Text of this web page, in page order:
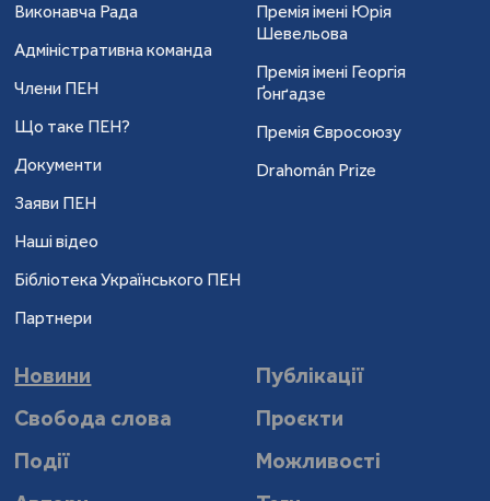
Виконавча Рада
Адміністративна команда
Члени ПЕН
Що таке ПЕН?
Документи
Заяви ПЕН
Наші відео
Бібліотека Українського ПЕН
Партнери
Премія імені Юрія
Шевельова
Премія імені Георгія
Ґонґадзе
Премія Євросоюзу
Drahomán Prize
Новини
Публікації
Свобода слова
Проєкти
Події
Можливості